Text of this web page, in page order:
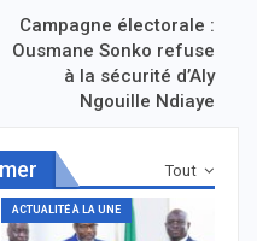
Campagne électorale :
Ousmane Sonko refuse
à la sécurité d’Aly
Ngouille Ndiaye
Tout
ACTUALITÉ À LA UNE